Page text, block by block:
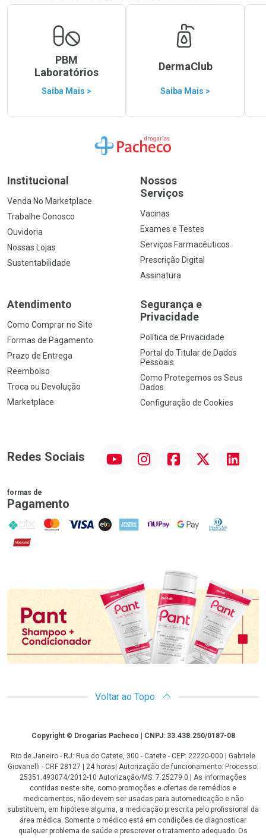
PBM
Laboratórios
Saiba Mais >
DermaClub
Saiba Mais >
Ir para a Home
Institucional
Venda No Marketplace
Trabalhe Conosco
Ouvidoria
Nossas Lojas
Sustentabilidade
Nossos
Serviços
Vacinas
Exames e Testes
Serviços Farmacêuticos
Prescrição Digital
Assinatura
Atendimento
Como Comprar no Site
Formas de Pagamento
Prazo de Entrega
Reembolso
Troca ou Devolução
Marketplace
Segurança e
Privacidade
Política de Privacidade
Portal do Titular de Dados
Pessoais
Como Protegemos os Seus
Dados
Configuração de Cookies
Redes Sociais InstagramFacebookTwitter Linkedin
formas de
Pagamento
PIX MasterCard
VISA ELO AMEX NuPay Google PayDiners Club
Hipercard
Promoção em Destaque
Voltar ao Topo
CopyrightCopyright © Drogarias Pacheco | CNPJ: 33.438.250/0187-08
Rio de Janeiro - RJ: Rua do Catete, 300 - Catete - CEP: 22220-000 | Gabriele
Giovanelli - CRF 28127 | 24 horas| Autorização de funcionamento: Processo:
25351.493074/2012-10 Autorização/MS: 7.25279.0 | As informações
contidas neste site, como promoções e ofertas de remédios e
medicamentos, não devem ser usadas para automedicação e não
substituem, em hipótese alguma, a medicação prescrita pelo profissional da
área médica. Somente o médico está em condições de diagnosticar
qualquer problema de saúde e prescrever o tratamento adequado. Os